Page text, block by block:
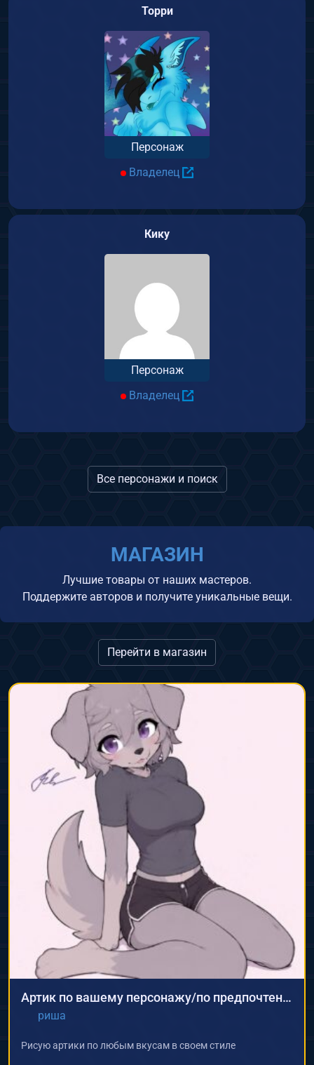
Торри
Персонаж
Владелец
Кику
Персонаж
Владелец
Все персонажи и поиск
МАГАЗИН
Лучшие товары от наших мастеров.
Поддержите авторов и получите уникальные вещи.
Перейти в магазин
Артик по вашему персонажу/по предпочтениям
риша
Рисую артики по любым вкусам в своем стиле